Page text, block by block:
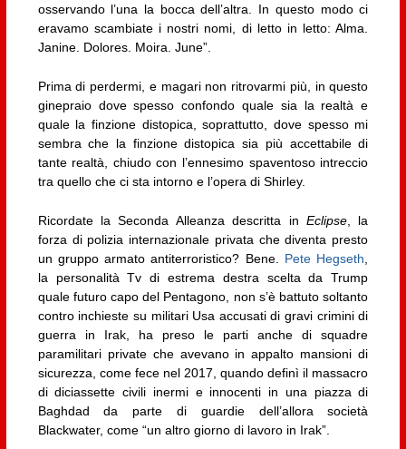
osservando l’una la bocca dell’altra. In questo modo ci
eravamo scambiate i nostri nomi, di letto in letto: Alma.
Janine. Dolores. Moira. June”.
Prima di perdermi, e magari non ritrovarmi più, in questo
ginepraio dove spesso confondo quale sia la realtà e
quale la finzione distopica, soprattutto, dove spesso mi
sembra che la finzione distopica sia più accettabile di
tante realtà, chiudo con l’ennesimo spaventoso intreccio
tra quello che ci sta intorno e l’opera di Shirley.
Ricordate la Seconda Alleanza descritta in Eclipse, la
forza di polizia internazionale privata che diventa presto
un gruppo armato antiterroristico? Bene. Pete Hegseth,
la personalità Tv di estrema destra scelta da Trump
quale futuro capo del Pentagono, non s’è battuto soltanto
contro inchieste su militari Usa accusati di gravi crimini di
guerra in Irak, ha preso le parti anche di squadre
paramilitari private che avevano in appalto mansioni di
sicurezza, come fece nel 2017, quando definì il massacro
di diciassette civili inermi e innocenti in una piazza di
Baghdad da parte di guardie dell’allora società
Blackwater, come “un altro giorno di lavoro in Irak”.